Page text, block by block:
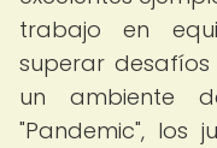
trabajo en
superar
un ambiente
"Pandemic", los